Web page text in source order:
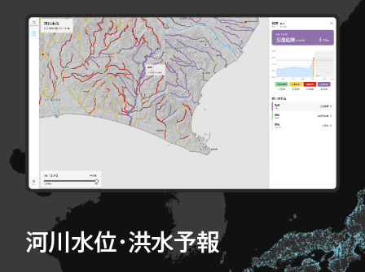
河川水位・洪水予報